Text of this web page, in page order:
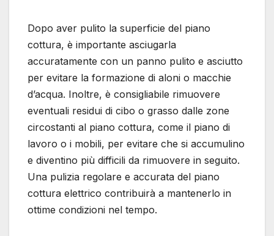
Dopo aver pulito la superficie del piano
cottura, è importante asciugarla
accuratamente con un panno pulito e asciutto
per evitare la formazione di aloni o macchie
d’acqua. Inoltre, è consigliabile rimuovere
eventuali residui di cibo o grasso dalle zone
circostanti al piano cottura, come il piano di
lavoro o i mobili, per evitare che si accumulino
e diventino più difficili da rimuovere in seguito.
Una pulizia regolare e accurata del piano
cottura elettrico contribuirà a mantenerlo in
ottime condizioni nel tempo.